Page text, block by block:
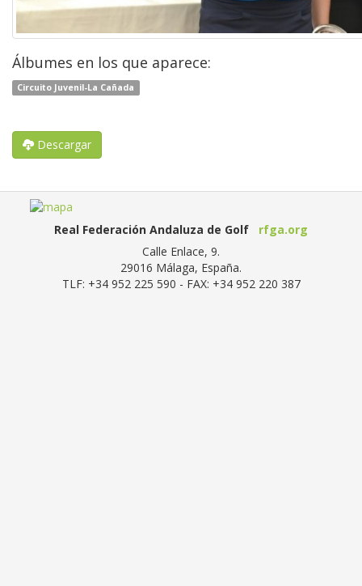
Álbumes en los que aparece:
Circuito Juvenil-La Cañada
Descargar
Real Federación Andaluza de Golf
rfga.org
Calle Enlace, 9.
29016 Málaga, España.
TLF: +34 952 225 590 - FAX: +34 952 220 387